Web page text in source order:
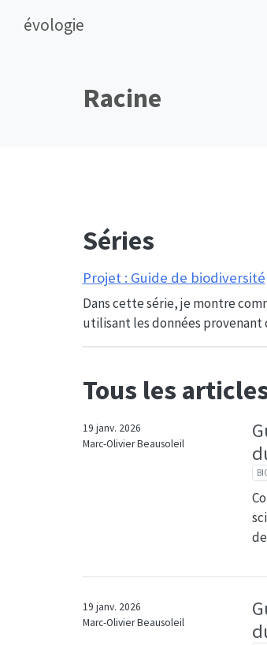
évologie
Racine
Séries
Projet : Guide de biodiversité
Dans cette série, je montre
utilisant les données provenant
Tous les
19 janv. 2026
Marc-Olivier Beausoleil
19 janv. 2026
Marc-Olivier Beausoleil